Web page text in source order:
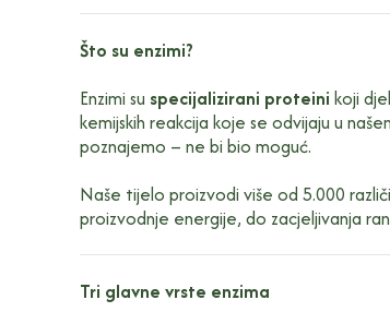
Što su enzimi?
Enzimi su specijalizirani proteini koji
kemijskih reakcija koje se odvijaju u
poznajemo – ne bi bio moguć.
Naše tijelo proizvodi više od 5.000
proizvodnje energije, do zacjeljivanja
Tri glavne vrste enzima